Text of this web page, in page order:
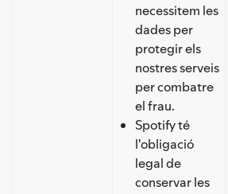
necessitem les
dades per
protegir els
nostres serveis
per combatre
el frau.
Spotify té
l'obligació
legal de
conservar les